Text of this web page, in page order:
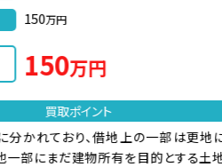
万円
取ポイント
おり、借地上の一部は更地に
だ建物所有を目的とする土地